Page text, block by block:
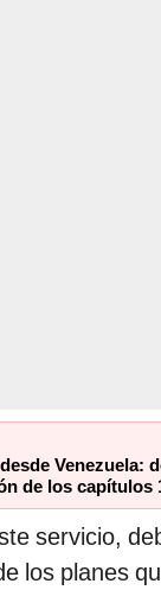
Venezuela:
de los capítulos
servicio,
los planes